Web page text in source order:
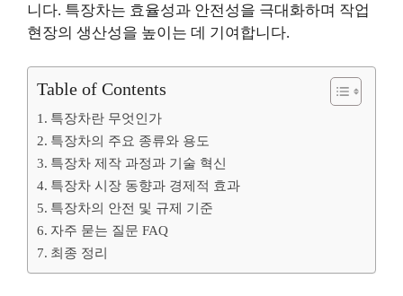
니다. 특장차는 효율성과 안전성을 극대화하며 작업
현장의 생산성을 높이는 데 기여합니다.
Table of Contents
특장차란 무엇인가
특장차의 주요 종류와 용도
특장차 제작 과정과 기술 혁신
특장차 시장 동향과 경제적 효과
특장차의 안전 및 규제 기준
자주 묻는 질문 FAQ
최종 정리